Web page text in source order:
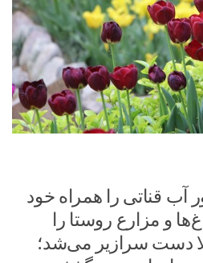
آب قناتی را همراه خود
و مزارع روستا را
دست سرازیر می‌شد؛